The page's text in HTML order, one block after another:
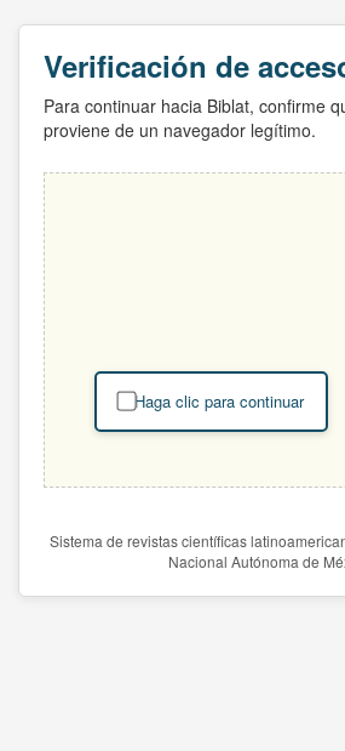
Verificación de
Para continuar hacia Biblat, confirme
proviene de un navegador legítimo.
Haga clic para continuar
Sistema de revistas científicas
Nacional Autónoma de